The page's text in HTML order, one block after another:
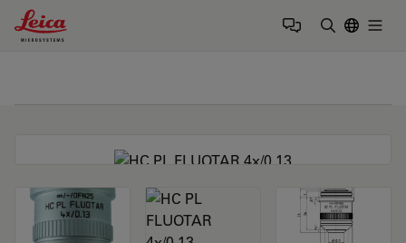
Leica Microsystems Logo